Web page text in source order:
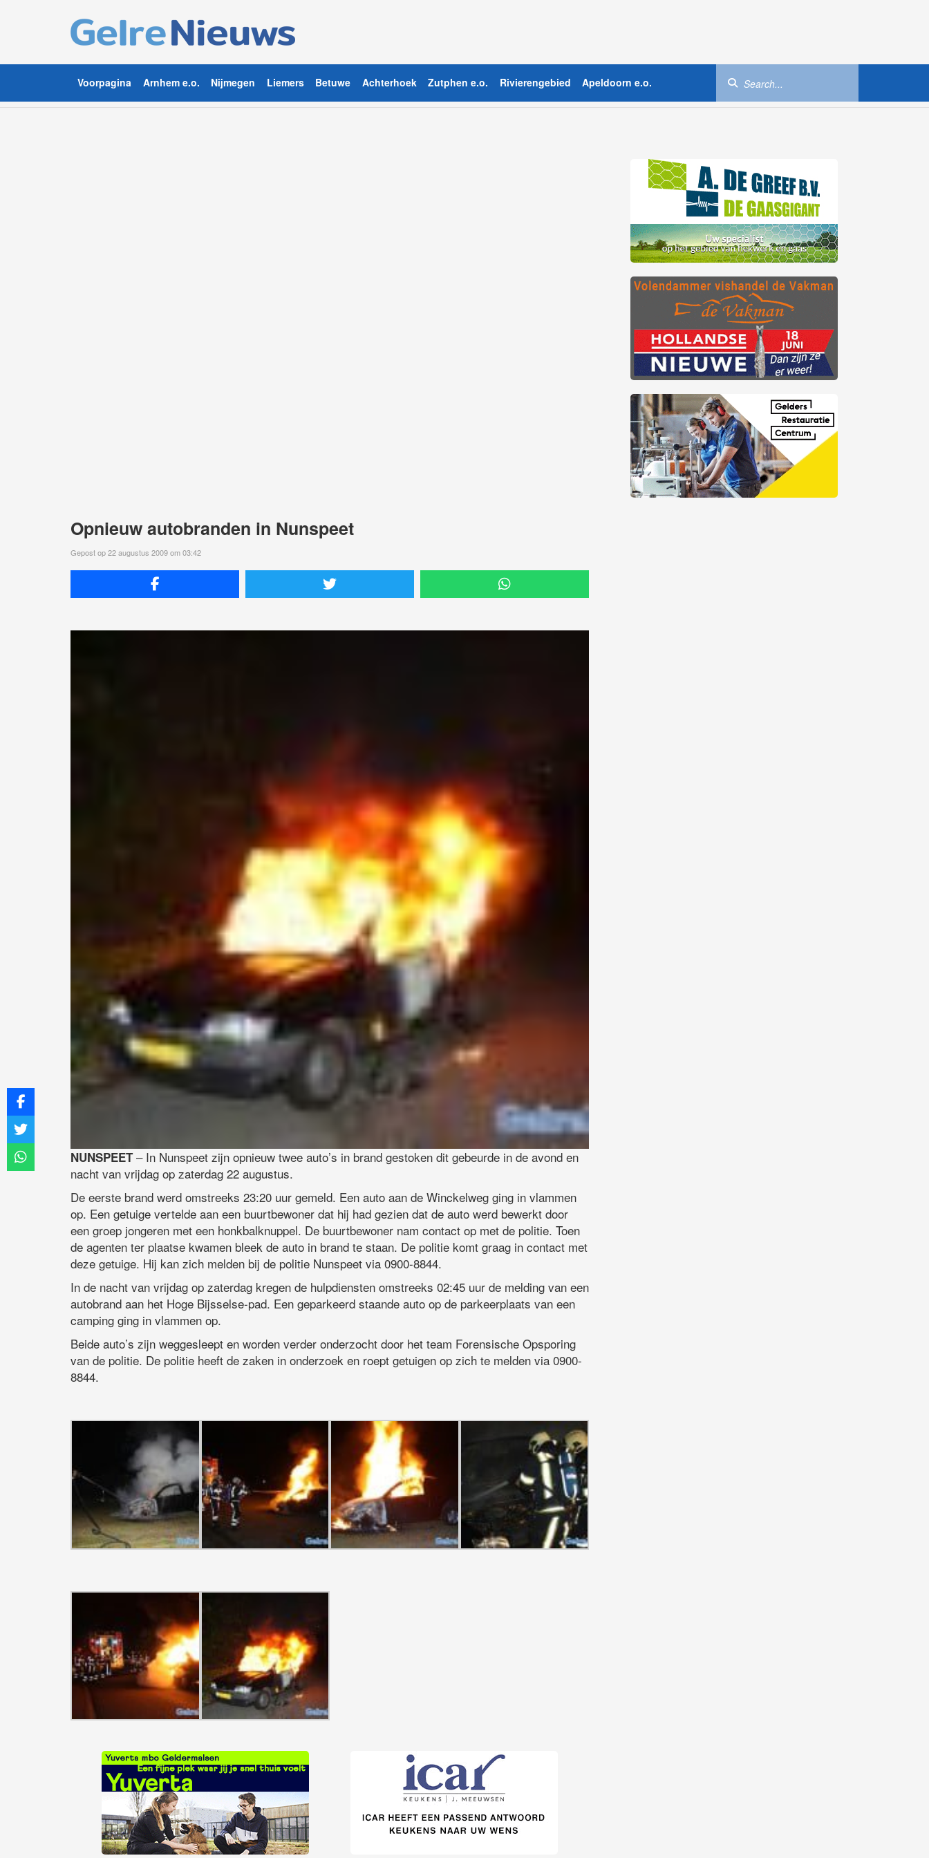
Voorpagina Arnhem e.o. Nijmegen Liemers Betuwe Achterhoek Zutphen e.o. Rivierengebied Apeldoorn e.o.
Opnieuw autobranden in Nunspeet
Gepost op 22 augustus 2009 om 03:42
NUNSPEET– In Nunspeet zijn opnieuw twee auto’s in brand gestoken dit gebeurde in de avond en
nacht van vrijdag op zaterdag 22 augustus.
De eerste brand werd omstreeks 23:20 uur gemeld. Een auto aan de Winckelweg ging in vlammen
op. Een getuige vertelde aan een buurtbewoner dat hij had gezien dat de auto werd bewerkt door
een groep jongeren met een honkbalknuppel. De buurtbewoner nam contact op met de politie. Toen
de agenten ter plaatse kwamen bleek de auto in brand te staan. De politie komt graag in contact met
deze getuige. Hij kan zich melden bij de politie Nunspeet via 0900-8844.
In de nacht van vrijdag op zaterdag kregen de hulpdiensten omstreeks 02:45 uur de melding van een
autobrand aan het Hoge Bijsselse-pad. Een geparkeerd staande auto op de parkeerplaats van een
camping ging in vlammen op.
Beide auto’s zijn weggesleept en worden verder onderzocht door het team Forensische Opsporing
van de politie. De politie heeft de zaken in onderzoek en roept getuigen op zich te melden via 0900-
8844.